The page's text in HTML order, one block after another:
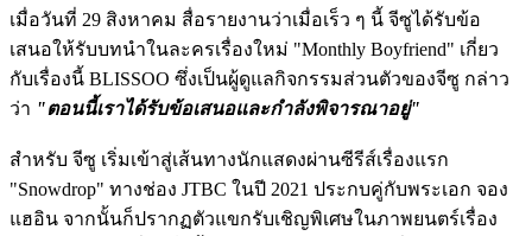
เมื่อวันที่ 29 สิงหาคม สื่อรายงานว่าเมื่อเร็ว ๆ นี้ จีซูได้รับข้อ
เสนอให้รับบทนำในละครเรื่องใหม่ "Monthly Boyfriend" เกี่ยว
กับเรื่องนี้ BLISSOO ซึ่งเป็นผู้ดูแลกิจกรรมส่วนตัวของจีซู กล่าว
ว่า "ตอนนี้เราได้รับข้อเสนอและกำลังพิจารณาอยู่"
สำหรับ จีซู เริ่มเข้าสู่เส้นทางนักแสดงผ่านซีรีส์เรื่องแรก
"Snowdrop" ทางช่อง JTBC ในปี 2021 ประกบคู่กับพระเอก จอง
แฮอิน จากนั้นก็ปรากฏตัวแขกรับเชิญพิเศษในภาพยนตร์เรื่อง